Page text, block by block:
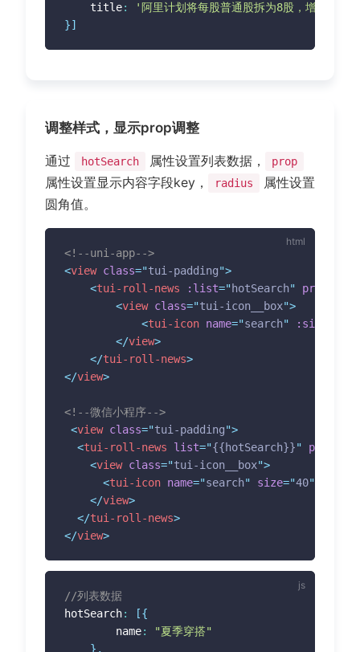
	title
:
'阿里计划将每股普通股拆为8股，增加筹资
}]
调整样式，显示prop调整
通过 hotSearch 属性设置列表数据， prop
属性设置显示内容字段key， radius
属性设置
圆角值。
<!--uni-app-->
<view class="tui-padding">
<tui-roll-news :list="hotSearch" prop
<view class="tui-icon__box">
<tui-icon name="search" :size
</view>
</tui-roll-news>
</view>
<!--微信小程序-->
<view class="tui-padding">
<tui-roll-news list="{{hotSearch}}" prop
<view class="tui-icon__box">
<tui-icon name="search" size="40"
</view>
</tui-roll-news>
</view>
//列表数据
hotSearch: [{
		name
:
"夏季穿搭"
} ,